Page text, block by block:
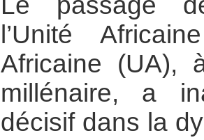
l’Unité
Africaine (UA),
millénaire, a
décisif dans la